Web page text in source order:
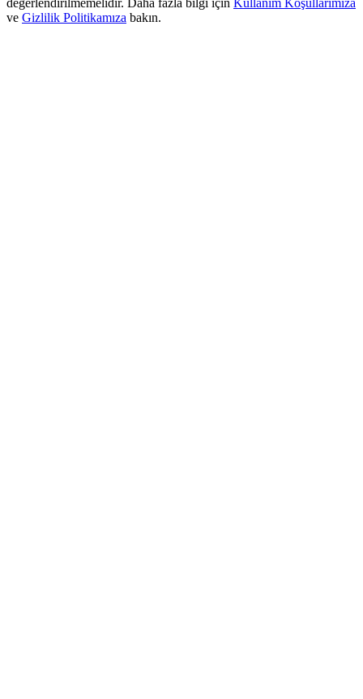
Precious Metals Trading Carnival
ve Gizlilik Politikamıza bakın.